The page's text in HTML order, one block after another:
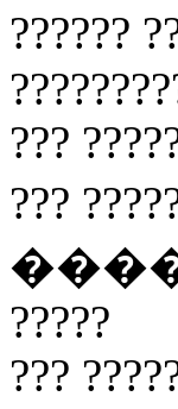
??????
???
???
?????
???